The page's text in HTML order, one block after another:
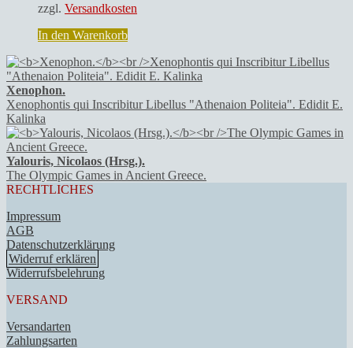
zzgl. Versandkosten
In den Warenkorb
Xenophon.
Xenophontis qui Inscribitur Libellus "Athenaion Politeia". Edidit E.
Kalinka
Yalouris, Nicolaos (Hrsg.).
The Olympic Games in Ancient Greece.
RECHTLICHES
Impressum
AGB
Datenschutzerklärung
Widerruf erklären
Widerrufsbelehrung
VERSAND
Versandarten
Zahlungsarten